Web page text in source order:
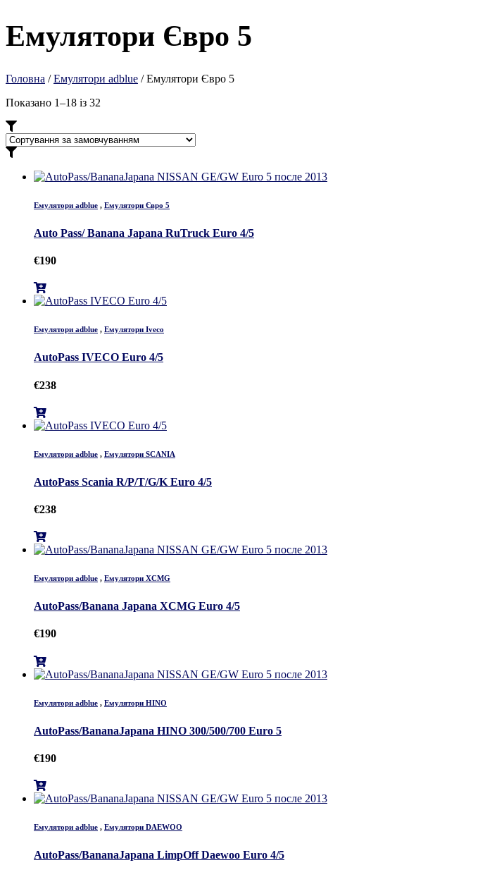
Емулятори Євро 5
Головна /Емулятори adblue / Емулятори Євро 5
Показано 1–18 із 32
Емулятори adblue , Емулятори Євро 5
Auto Pass/ Banana Japana RuTruck Euro 4/5
€190
Емулятори adblue , Емулятори Iveco
AutoPass IVECO Euro 4/5
€238
Емулятори adblue , Емулятори SCANIA
AutoPass Scania R/P/T/G/K Euro 4/5
€238
Емулятори adblue , Емулятори XCMG
AutoPass/Banana Japana XCMG Euro 4/5
€190
Емулятори adblue , Емулятори HINO
AutoPass/BananaJapana HINO 300/500/700 Euro 5
€190
Емулятори adblue , Емулятори DAEWOO
AutoPass/BananaJapana LimpOff Daewoo Euro 4/5